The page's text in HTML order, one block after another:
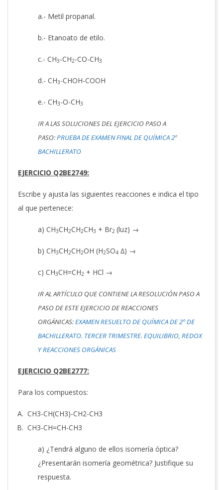
a.- Metil propanal.
b.- Etanoato de etilo.
c.- CH3-CH2-CO-CH3
d.- CH3-CHOH-COOH
e.- CH3-O-CH3
IR A LAS SOLUCIONES DEL EJERCICIO PASO A
PASO:PRUEBA DE EXAMEN FINAL DE QUÍMICA 2º
BACHILLERATO
EJERCICIO Q2BE2749:
Escribe y ajusta las siguientes reacciones e indica el tipo
al que pertenece:
a) CH3CH2CH2CH3 + Br2 (luz) →
b) CH3CH2CH2OH (H2SO4 ∆) →
c) CH3CH=CH2 + HCl →
IR AL ARTÍCULO QUE CONTIENE LA RESOLUCIÓN PASO A
PASO DE ESTE EJERCICIO DE REACCIONES
ORGÁNICAS:EXAMEN RESUELTO DE QUÍMICA DE 2º DE
BACHILLERATO. TERCER TRIMESTRE. EQUILIBRIO, REDOX
Y REACCIONES ORGÁNICAS
EJERCICIO Q2BE2777:
Para los compuestos:
CH3-CH(CH3)-CH2-CH3
CH3-CH=CH-CH3
a) ¿Tendrá alguno de ellos isomería óptica?
¿Presentarán isomería geométrica? Justifique su
respuesta.